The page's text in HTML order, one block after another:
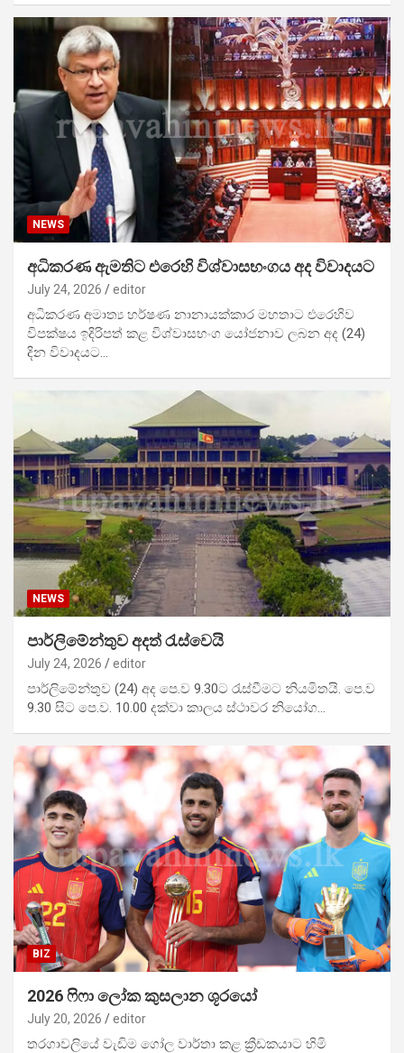
NEWS
අධිකරණ ඇමතිට එරෙහි විශ්වාසභංගය අද විවාදයට
July 24, 2026 editor
අධිකරණ අමාත්‍ය හර්ෂණ නානායක්කාර මහතාට එරෙහිව
විපක්ෂය ඉදිරිපත් කළ විශ්වාසභංග යෝජනාව ලබන අද (24)
දින විවාදයට…
NEWS
පාර්ලිමේන්තුව අදත් රැස්වෙයි
July 24, 2026 editor
පාර්ලිමේන්තුව (24) අද පෙ.ව 9.30ට රැස්වීමට නියමිතයි. පෙ.ව
9.30 සිට පෙ.ව. 10.00 දක්වා කාලය ස්ථාවර නියෝග…
BIZ
2026 ෆි‍ෆා ලෝක කුසලාන ශූරයෝ
July 20, 2026 editor
තරගාවලියේ වැඩිම ගෝල වාර්තා කළ ක්‍රීඩකයාට හිමි